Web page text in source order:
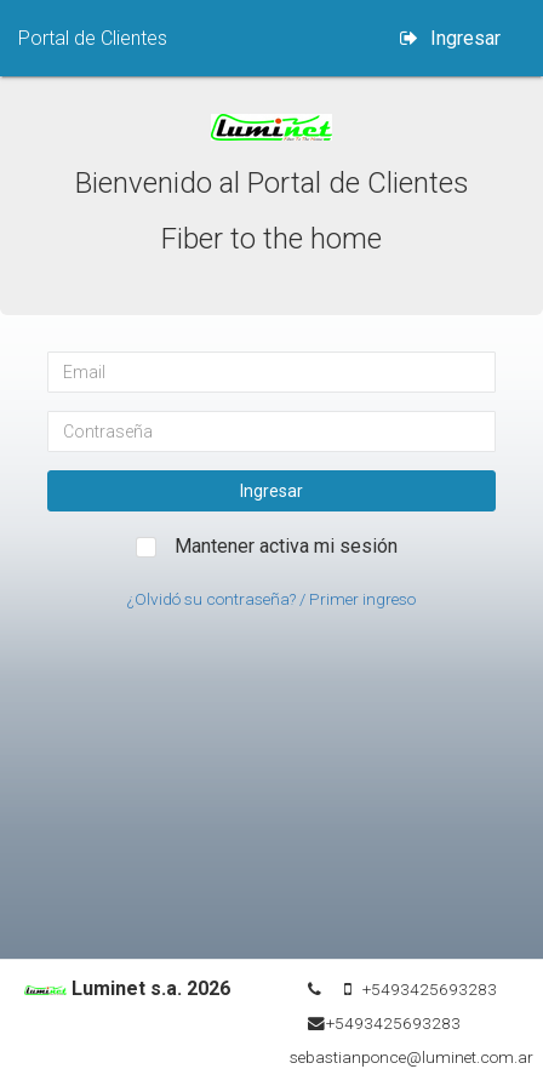
Portal de Clientes Ingresar
Bienvenido al Portal de Clientes
Fiber to the home
Mantener activa mi sesión
¿Olvidó su contraseña? / Primer ingreso
Luminet s.a. 2026
+5493425693283
+5493425693283
sebastianponce@luminet.com.ar